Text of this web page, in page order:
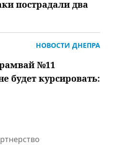
пострадали два
НОВОСТИ ДНЕПРА
№11
будет курсировать: